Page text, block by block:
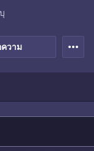
วาม more_horiz